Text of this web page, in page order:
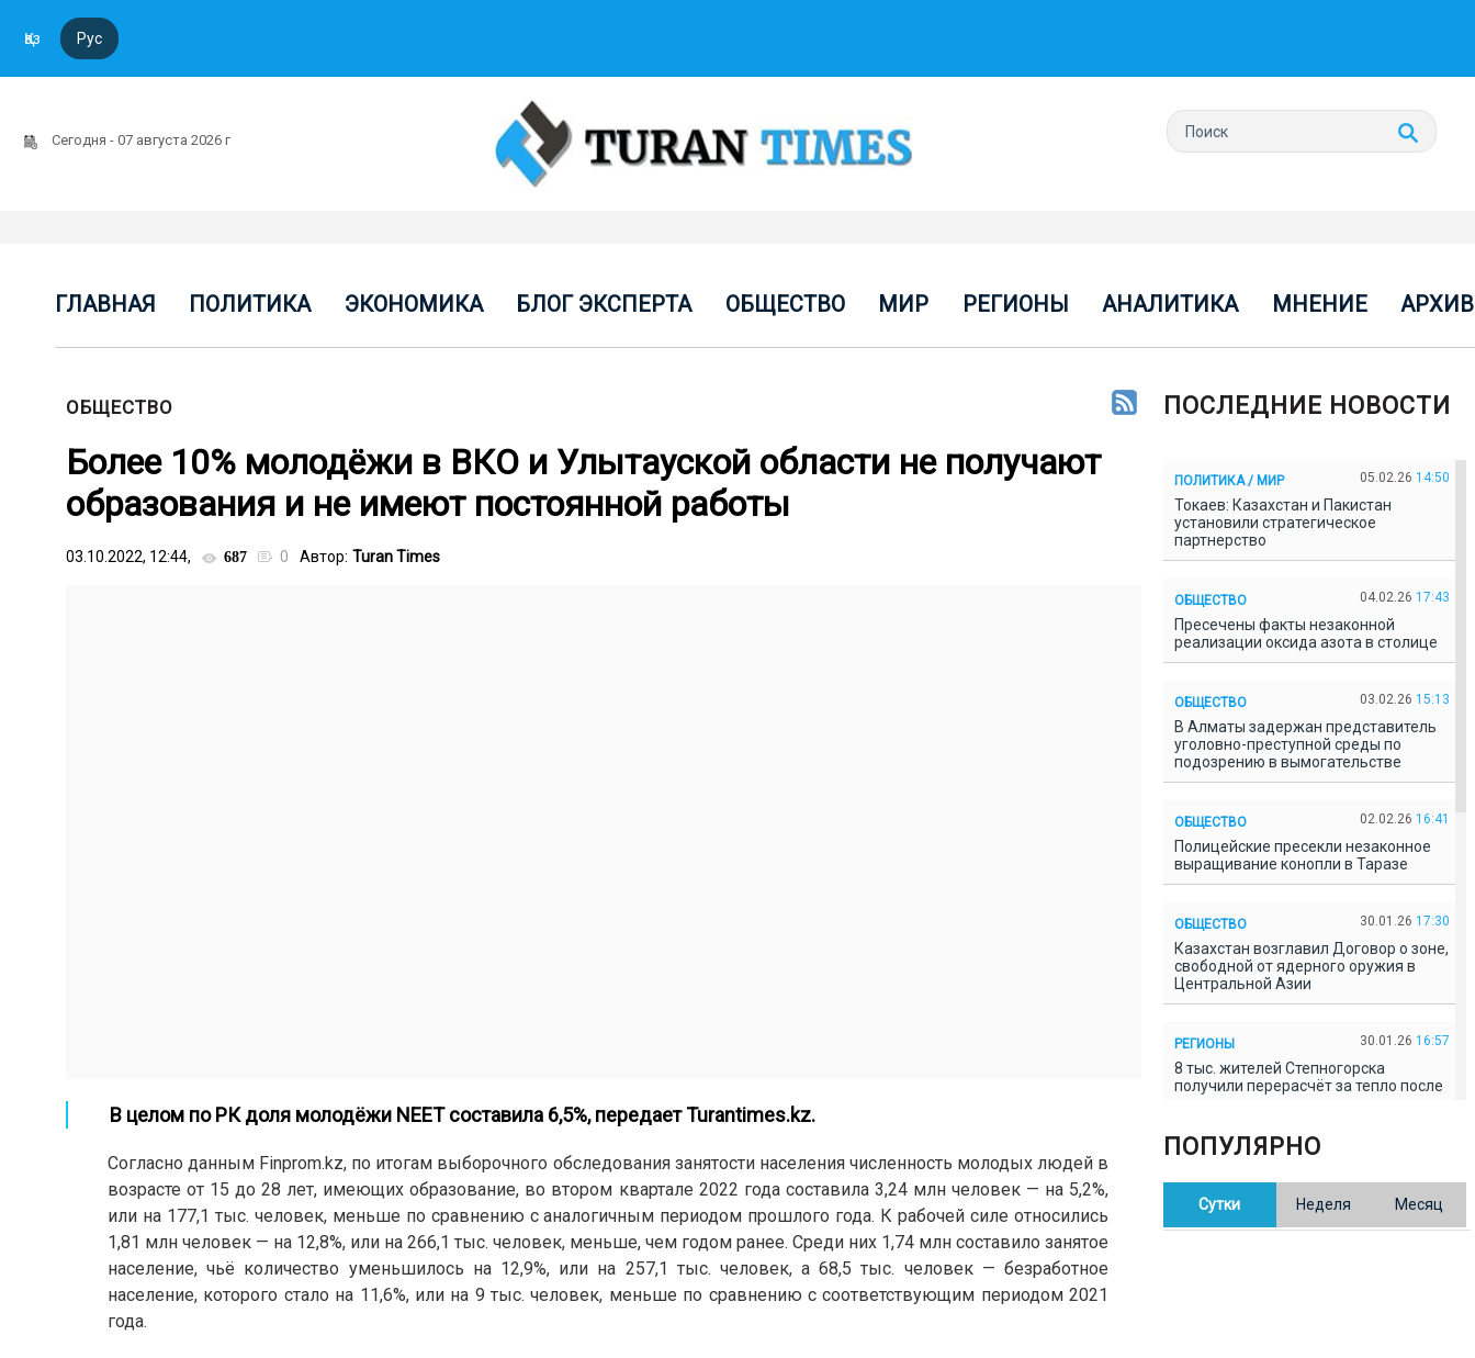
Қаз Рус
Сегодня - 07 августа 2026 г
ГЛАВНАЯ ПОЛИТИКА ЭКОНОМИКА БЛОГ ЭКСПЕРТА ОБЩЕСТВО МИР РЕГИОНЫ АНАЛИТИКА МНЕНИЕ АРХИВ
ОБЩЕСТВО
Более 10% молодёжи в ВКО и Улытауской области не получают
образования и не имеют постоянной работы
03.10.2022, 12:44, 687 0 Автор: Turan Times
В целом по РК доля молодёжи NEET составила 6,5%, передаетTurantimes.kz.
Согласно данным Finprom.kz, по итогам выборочного обследования занятости населения численность молодых людей в
возрасте от 15 до 28 лет, имеющих образование, во втором квартале 2022 года составила 3,24 млн человек — на 5,2%,
или на 177,1 тыс. человек, меньше по сравнению с аналогичным периодом прошлого года. К рабочей силе относились
1,81 млн человек — на 12,8%, или на 266,1 тыс. человек, меньше, чем годом ранее. Среди них 1,74 млн составило занятое
население, чьё количество уменьшилось на 12,9%, или на 257,1 тыс. человек, а 68,5 тыс. человек — безработное
население, которого стало на 11,6%, или на 9 тыс. человек, меньше по сравнению с соответствующим периодом 2021
года.
ПОСЛЕДНИЕ НОВОСТИ
ПОЛИТИКА / МИР 05.02.26 14:50
Токаев: Казахстан и Пакистан
установили стратегическое
партнерство
ОБЩЕСТВО 04.02.26 17:43
Пресечены факты незаконной
реализации оксида азота в столице
ОБЩЕСТВО 03.02.26 15:13
В Алматы задержан представитель
уголовно-преступной среды по
подозрению в вымогательстве
ОБЩЕСТВО 02.02.26 16:41
Полицейские пресекли незаконное
выращивание конопли в Таразе
ОБЩЕСТВО 30.01.26 17:30
Казахстан возглавил Договор о зоне,
свободной от ядерного оружия в
Центральной Азии
РЕГИОНЫ 30.01.26 16:57
8 тыс. жителей Степногорска
получили перерасчёт за тепло после
В Казахстане готовят новую
редакцию Конституции: меняется
ПОПУЛЯРНО
Сутки Неделя Месяц